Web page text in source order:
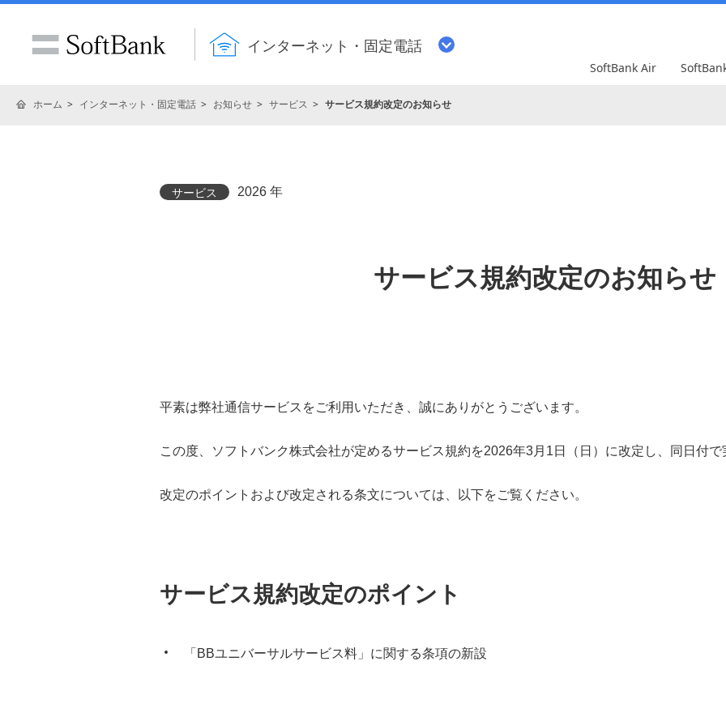
インターネット・固定電話
SoftBank Air
ホーム インターネット・固定電話 お知らせ サービス サービス規約改定のお知らせ
サービス 2026 年
サービス規約改定のお知らせ
平素は弊社通信サービスをご利用いただき、誠にありがとうございます。
この度、ソフトバンク株式会社が定めるサービス規約を2026年3月1日（日）に改定し、同日付で
改定のポイントおよび改定される条文については、以下をご覧ください。
サービス規約改定のポイント
「BBユニバーサルサービス料」に関する条項の新設